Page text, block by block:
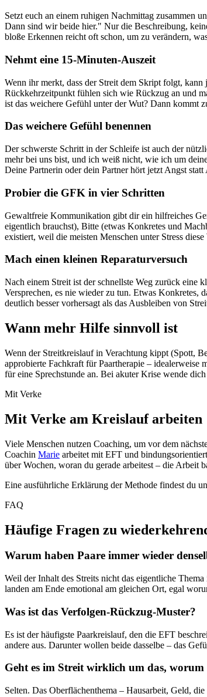
Setzt euch an einem ruhigen Nachmittag zusammen
Dann sind wir beide hier." Nur die Beschreibung,
bloße Erkennen reicht oft schon, um zu verändern,
Nehmt eine 15-Minuten-Auszeit
Wenn ihr merkt, dass der Streit dem Skript folgt,
Rückkehrzeitpunkt fühlen sich wie Rückzug an und
ist das weichere Gefühl unter der Wut? Dann kommt
Das weichere Gefühl benennen
Der schwerste Schritt in der Schleife ist auch der
mehr bei uns bist, und ich weiß nicht, wie ich um
Deine Partnerin oder dein Partner hört jetzt Angst
Probier die GFK in vier Schritten
Gewaltfreie Kommunikation gibt dir ein hilfreiches
eigentlich brauchst), Bitte (etwas Konkretes und
existiert, weil die meisten Menschen unter Stress
Mach einen kleinen Reparaturversuch
Nach einem Streit ist der schnellste Weg zurück eine
Versprechen, es nie wieder zu tun. Etwas Konkretes,
deutlich besser vorhersagt als das Ausbleiben von
Wann mehr Hilfe sinnvoll ist
Wenn der Streitkreislauf in Verachtung kippt (Spott,
approbierte Fachkraft für Paartherapie –
für eine Sprechstunde an. Bei akuter Krise wende
Mit Verke
Mit Verke am Kreislauf arbeiten
Viele Menschen nutzen Coaching, um vor dem
Coachin Marie arbeitet mit EFT und
über Wochen, woran du gerade arbeitest – die Arbeit
Eine ausführliche Erklärung der Methode findest du
FAQ
Häufige Fragen zu
Warum haben Paare immer wieder
Weil der Inhalt des Streits nicht das eigentliche
landen am Ende emotional am gleichen Ort, egal
Was ist das Verfolgen-Rückzug-Muster?
Es ist der häufigste Paarkreislauf, den die EFT
andere aus. Darunter wollen beide dasselbe – das
Geht es im Streit wirklich um das, worum
Selten. Das Oberflächenthema – Hausarbeit, Geld,